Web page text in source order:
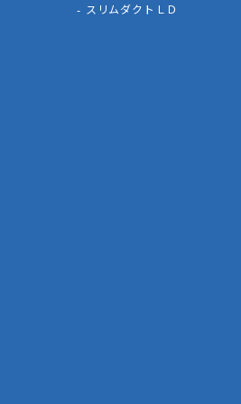
スリムダクトＬＤ